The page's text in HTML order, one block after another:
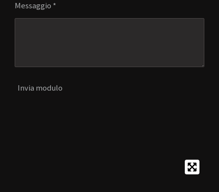
Messaggio *
Invia modulo